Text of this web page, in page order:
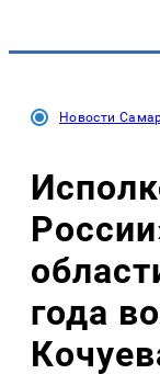
Новости
года